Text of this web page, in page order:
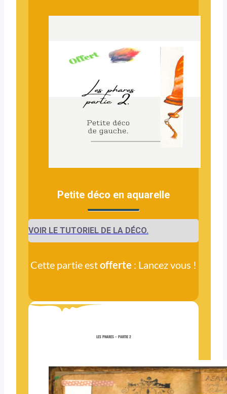
Petite déco en aquarelle
VOIR LE TUTORIEL DE LA DÉCO.
Cette partie estofferte : Lancez vous !
LES PHARES – PARTIE 2